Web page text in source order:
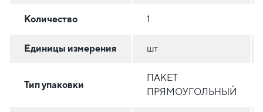
Количество 1
Единицы измерения шт
Тип упаковки
ПАКЕТ
ПРЯМОУГОЛЬНЫЙ